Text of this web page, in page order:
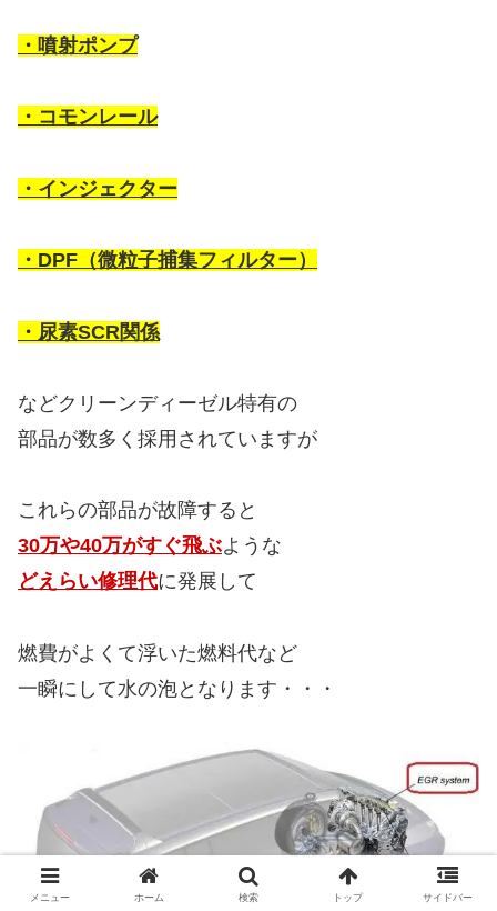
部品が数多く採用されていますが
これらの部品が故障すると
どえらい修理代に発展して
燃費がよくて浮いた燃料代など
そしてクリーンディーゼルは
従来のディーゼル車よりも
超高圧で燃料を供給したり
非常に高い精度で制御したりと
メニュー ホーム 検索 トップ サイドバー